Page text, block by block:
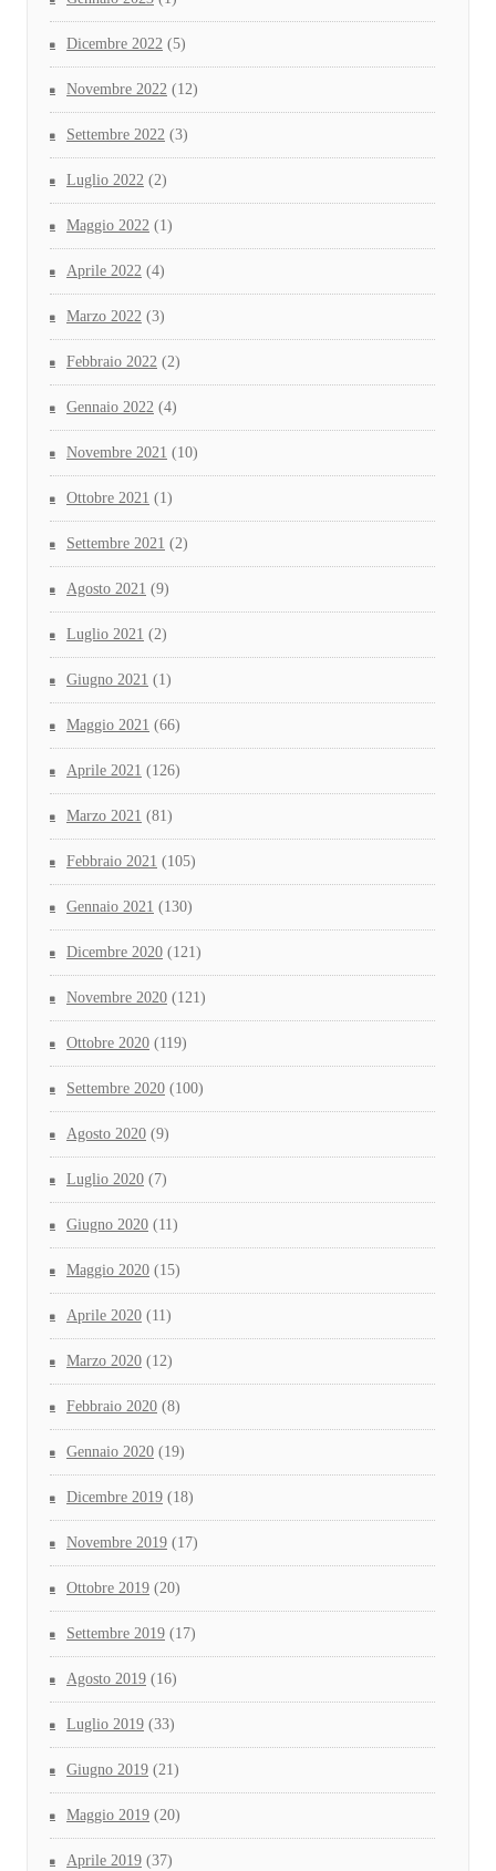
Dicembre 2022 (5)
Novembre 2022 (12)
Settembre 2022 (3)
Luglio 2022 (2)
Maggio 2022 (1)
Aprile 2022 (4)
Marzo 2022 (3)
Febbraio 2022 (2)
Gennaio 2022 (4)
Novembre 2021 (10)
Ottobre 2021 (1)
Settembre 2021 (2)
Agosto 2021 (9)
Luglio 2021 (2)
Giugno 2021 (1)
Maggio 2021 (66)
Aprile 2021 (126)
Marzo 2021 (81)
Febbraio 2021 (105)
Gennaio 2021 (130)
Dicembre 2020 (121)
Novembre 2020 (121)
Ottobre 2020 (119)
Settembre 2020 (100)
Agosto 2020 (9)
Luglio 2020 (7)
Giugno 2020 (11)
Maggio 2020 (15)
Aprile 2020 (11)
Marzo 2020 (12)
Febbraio 2020 (8)
Gennaio 2020 (19)
Dicembre 2019 (18)
Novembre 2019 (17)
Ottobre 2019 (20)
Settembre 2019 (17)
Agosto 2019 (16)
Luglio 2019 (33)
Giugno 2019 (21)
Maggio 2019 (20)
Aprile 2019 (37)